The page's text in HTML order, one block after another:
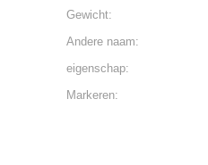
Gewicht:
Andere naam:
eigenschap:
Markeren: